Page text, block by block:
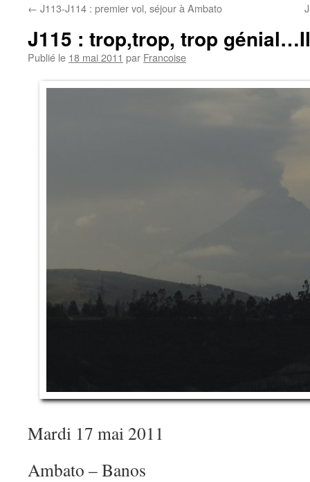
← J113-J114 : premier vol, séjour à Ambato
J115 : trop,trop, trop
Publié le 18 mai 2011 par Francoise
Mardi 17 mai 2011
Ambato – Banos